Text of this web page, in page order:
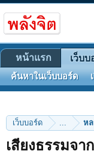
เว็บบอร์ด ... ห
เสียงธรรมจ
หน้าแรก เว็บบ
ค้นหาในเว็บบอร์ด